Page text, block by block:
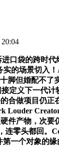
袋的跨时代
的场景切入
脚但婚配不
定义下一代
合做项目仍
件产物，次
零头都回
一个对象